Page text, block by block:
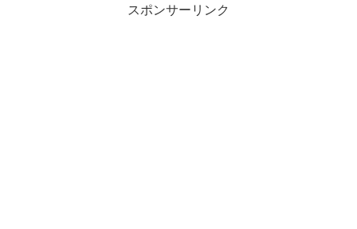
スポンサーリンク